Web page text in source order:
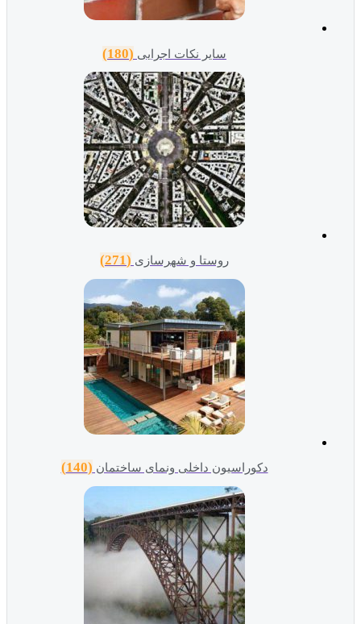
سایر نکات اجرایی (180)
روستا و شهرسازی (271)
دکوراسیون داخلی ونمای ساختمان (140)